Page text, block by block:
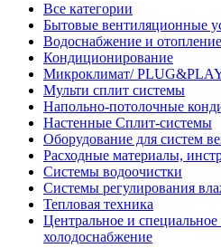
Все категории
Бытовые вентиляционные
Водоснабжение и отопление
Кондиционирование
Микроклимат/
Мульти сплит системы
Напольно-потолочные
Настенные Сплит-системы
Оборудование для систем
Расходные материалы,
Системы водоочистки
Системы регулирования
Тепловая техника
Центральное и
холодоснабжение